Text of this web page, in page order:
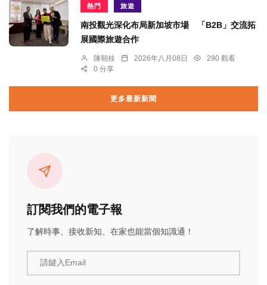
熱門 旅遊
南投觀光深化布局新加坡市場 「B2B」交流拓
展國際旅遊合作
陳朝枝 2026年八月08日
290 觀看
0 分享
更多最新新聞
訂閱我們的電子報
了解時事、接收新知、在家也能當個知識通！
請鍵入Email